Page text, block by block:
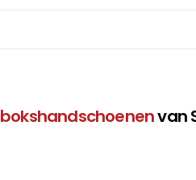
bokshandschoenenvan